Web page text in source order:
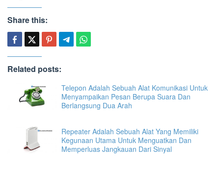
Share this:
Related posts:
Telepon Adalah Sebuah Alat Komunikasi Untuk
Menyampaikan Pesan Berupa Suara Dan
Berlangsung Dua Arah
Repeater Adalah Sebuah Alat Yang Memiliki
Kegunaan Utama Untuk Menguatkan Dan
Memperluas Jangkauan Dari Sinyal